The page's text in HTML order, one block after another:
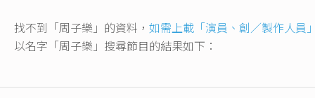
找不到「周子樂」的資料， 如需上載「演員、創／製作人員
以名字「周子樂」搜尋節目的結果如下：